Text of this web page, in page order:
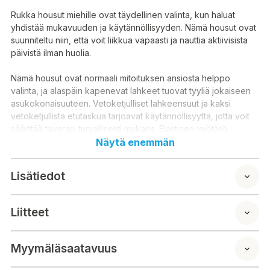
Rukka housut miehille ovat täydellinen valinta, kun haluat
yhdistää mukavuuden ja käytännöllisyyden. Nämä housut ovat
suunniteltu niin, että voit liikkua vapaasti ja nauttia aktiivisista
päivistä ilman huolia.
Nämä housut ovat normaali mitoituksen ansiosta helppo
valinta, ja alaspäin kapenevat lahkeet tuovat tyyliä jokaiseen
asukokonaisuuteen. Vetoketjulliset lahkeensuut ja kaksi
vetoketjullista etutaskua tarjoavat käytännöllisyyttä, jotta voit
säilyttää tavarasi turvallisesti mukana. Elastinen vyötärö
kiristysnyörillä takaa, että housut istuvat täydellisesti, eikä
ilman, että hiki alkaa vaivata. Ja mikä parasta, housujen
stretch-materiaali joustaa neljään suuntaan, joten saat
vaellus tai vaikka rento ilta ystävien kanssa.
Tekniset tiedot:
Näytä enemmän
Lisätiedot
Liitteet
Myymäläsaatavuus